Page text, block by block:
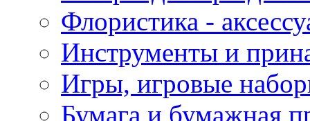
Флористика -
Инструменты и
Игры, игровые
Бумага и бумажная